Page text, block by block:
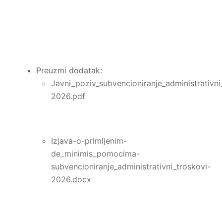
Preuzmi dodatak:
2026.pdf
Izjava-o-primljenim-
de_minimis_pomocima-
subvencioniranje_administrativni_troskovi-
2026.docx